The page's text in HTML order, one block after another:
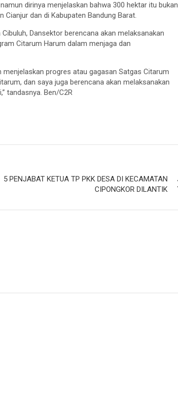
dirinya menjelaskan bahwa 300 hektar itu bukan
dan di Kabupaten Bandung Barat.
Dansektor berencana akan melaksanakan
Citarum Harum dalam menjaga dan
progres atau gagasan Satgas Citarum
dan saya juga berencana akan melaksanakan
tandasnya. Ben/C2R
5 PENJABAT KETUA TP PKK DESA DI KECAMATAN
CIPONGKOR DILANTIK